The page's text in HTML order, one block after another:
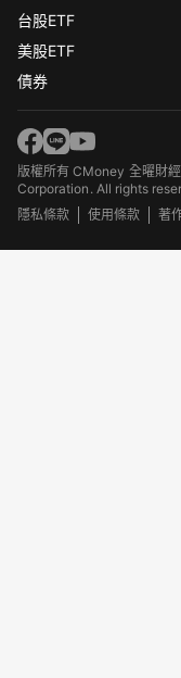
台股ETF
美股ETF
債券
版權所有 CMoney 全曜
Corporation. All rights
隱私條款
使用條款 著